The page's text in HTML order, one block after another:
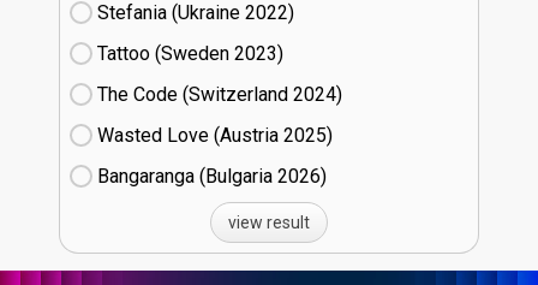
Stefania (Ukraine
22)
Tattoo (Sweden
23)
The Code (Switzerland
24)
Wasted Love (Austria
25)
Bangaranga (Bulgaria
26)
view result